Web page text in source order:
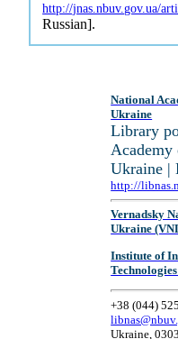
http://jnas.nbuv.gov.ua/
Russian].
National
Ukraine
Library
Academy
Ukraine |
http://
Vernadsky
Ukraine
Institute of
+38 (044)
Ukraine,